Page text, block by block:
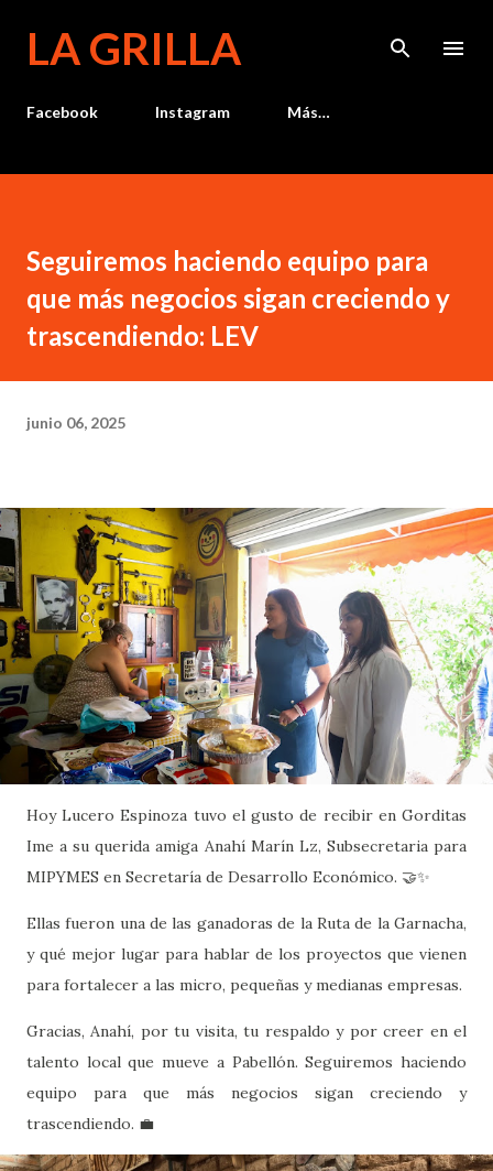
LA GRILLA
Facebook Instagram Más…
Seguiremos haciendo equipo para
que más negocios sigan creciendo y
trascendiendo: LEV
junio 06, 2025
Hoy Lucero Espinoza tuvo el gusto de recibir en Gorditas
Ime a su querida amiga Anahí Marín Lz, Subsecretaria para
MIPYMES en Secretaría de Desarrollo Económico. 🤝✨
Ellas fueron una de las ganadoras de la Ruta de la Garnacha,
y qué mejor lugar para hablar de los proyectos que vienen
para fortalecer a las micro, pequeñas y medianas empresas.
Gracias, Anahí, por tu visita, tu respaldo y por creer en el
talento local que mueve a Pabellón. Seguiremos haciendo
equipo para que más negocios sigan creciendo y
trascendiendo. 💼